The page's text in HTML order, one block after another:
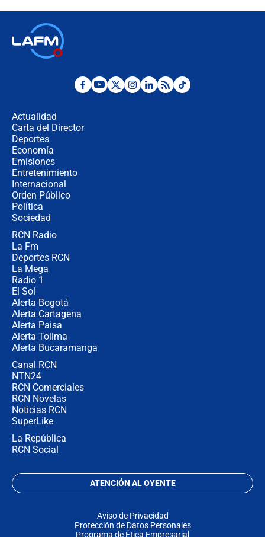
Posesión de Abelardo De La Espriella
Actualidad
Carta del Director
Deportes
Economía
Emisiones
Entretenimiento
Internacional
Orden Público
Política
Sociedad
RCN Radio
La Fm
Deportes RCN
La Mega
Radio 1
El Sol
Alerta Bogotá
Alerta Cartagena
Alerta Paisa
Alerta Tolima
Alerta Bucaramanga
Canal RCN
NTN24
RCN Comerciales
RCN Novelas
Noticias RCN
SuperLike
La República
RCN Social
ATENCIÓN AL OYENTE
Aviso de Privacidad
Protección de Datos Personales
Programa de Ética Empresarial